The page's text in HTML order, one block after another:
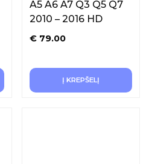
A5 A6 A7 Q3 Q5 Q7
2010 – 2016 HD
€ 79.00
Į KREPŠELĮ